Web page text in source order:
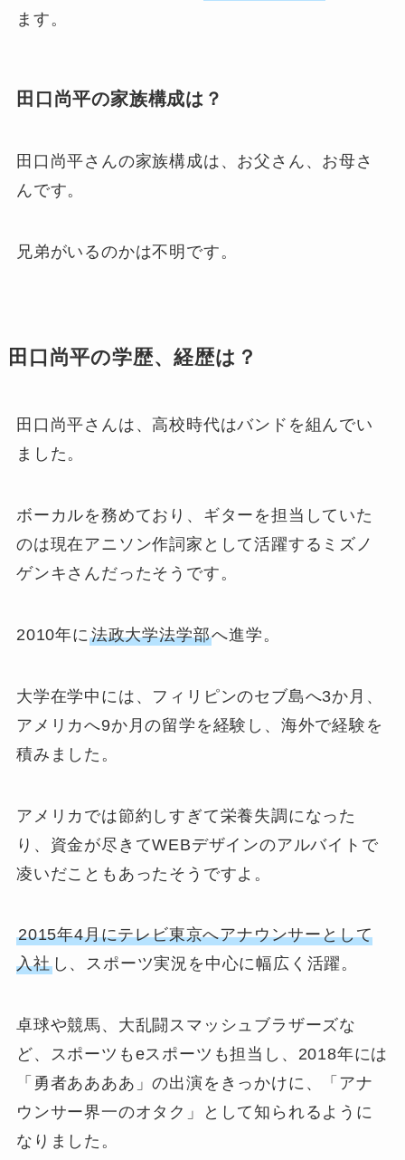
ます。
田口尚平の家族構成は？
田口尚平さんの家族構成は、お父さん、お母さ
んです。
兄弟がいるのかは不明です。
田口尚平の学歴、経歴は？
田口尚平さんは、高校時代はバンドを組んでい
ました。
ボーカルを務めており、ギターを担当していた
のは現在アニソン作詞家として活躍するミズノ
ゲンキさんだったそうです。
2010年に 法政大学法学部へ進学。
大学在学中には、フィリピンのセブ島へ3か月、
アメリカへ9か月の留学を経験し、海外で経験を
積みました。
アメリカでは節約しすぎて栄養失調になった
り、資金が尽きてWEBデザインのアルバイトで
凌いだこともあったそうですよ。
2015年4月にテレビ東京へアナウンサーとして
入社し、スポーツ実況を中心に幅広く活躍。
卓球や競馬、大乱闘スマッシュブラザーズな
ど、スポーツもeスポーツも担当し、2018年には
「勇者ああああ」の出演をきっかけに、「アナ
ウンサー界一のオタク」として知られるように
なりました。